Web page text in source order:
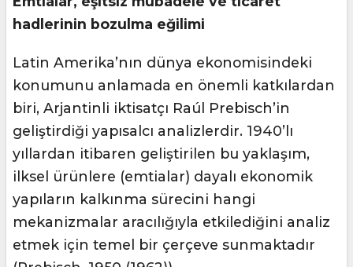
hadlerinin bozulma eğilimi
Latin Amerika’nın dünya ekonomisindeki
konumunu anlamada en önemli katkılardan
biri, Arjantinli iktisatçı Raúl Prebisch’in
geliştirdiği yapısalcı analizlerdir. 1940’lı
yıllardan itibaren geliştirilen bu yaklaşım,
ilksel ürünlere (emtialar) dayalı ekonomik
yapıların kalkınma sürecini hangi
mekanizmalar aracılığıyla etkilediğini analiz
etmek için temel bir çerçeve sunmaktadır